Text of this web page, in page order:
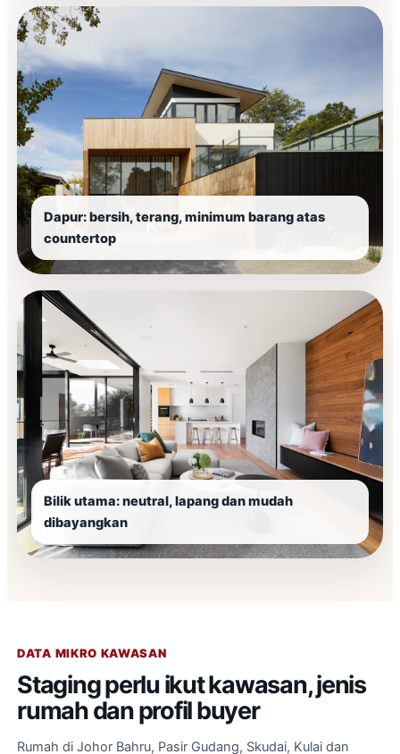
Dapur: bersih, terang, minimum barang atas
countertop
Bilik utama: neutral, lapang dan mudah
dibayangkan
DATA MIKRO KAWASAN
Staging perlu ikut kawasan, jenis
rumah dan profil buyer
Rumah di Johor Bahru, Pasir Gudang, Skudai, Kulai dan